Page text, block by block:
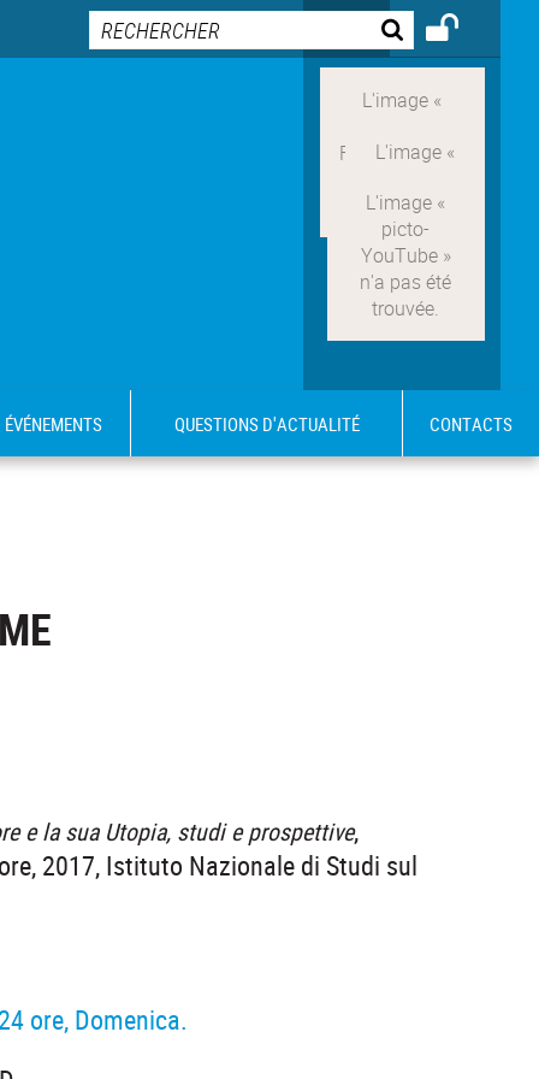
ÉVÉNEMENTS QUESTIONS D'ACTUALITÉ CONTACTS
e la sua Utopia, studi e prospettive,
2017, Istituto Nazionale di Studi sul
ore, Domenica.